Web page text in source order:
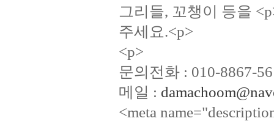
그리들, 꼬챙이 등을
주세요.<p>
<p>
문의전화 : 010-8867-
메일 :
<meta